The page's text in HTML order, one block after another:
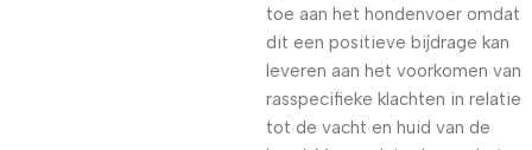
toe aan het hondenvoer omdat
dit een positieve bijdrage kan
leveren aan het voorkomen van
rasspecifieke klachten in relatie
tot de vacht en huid van de